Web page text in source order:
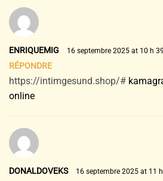
ENRIQUEMIG 16 septembre 2025 at 10 h
RÉPONDRE
https://intimgesund.shop/#
online
DONALDOVEKS 16 septembre 2025 at 11